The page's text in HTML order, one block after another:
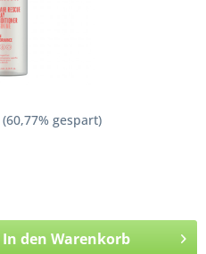
(60,77% gespart)
In den Warenkorb